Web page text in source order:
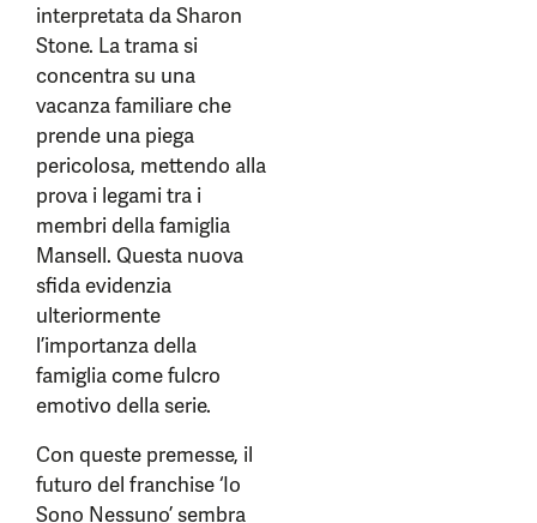
interpretata da Sharon
Stone. La trama si
concentra su una
vacanza familiare che
prende una piega
pericolosa, mettendo alla
prova i legami tra i
membri della famiglia
Mansell. Questa nuova
sfida evidenzia
ulteriormente
l’importanza della
famiglia come fulcro
emotivo della serie.
Con queste premesse, il
futuro del franchise ‘Io
Sono Nessuno’ sembra